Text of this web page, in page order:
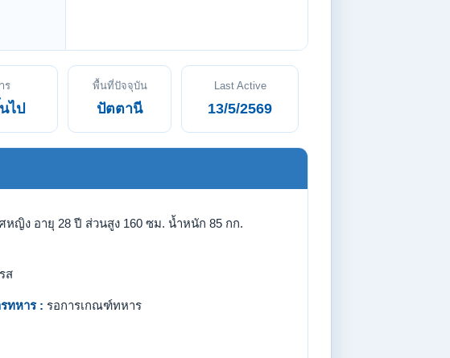
ร
ไป
พื้นที่ปัจจุบัน
ปัตตานี
Last Active
13/5/2569
หญิง อายุ 28 ปี ส่วนสูง 160 ซม. น้ำหนัก 85 กก.
ส
ทหาร : รอการเกณฑ์ทหาร